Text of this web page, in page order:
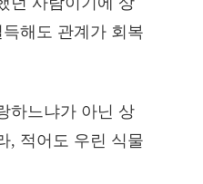
해도 관계가 회복
하느냐가 아닌 상
, 적어도 우린 식물